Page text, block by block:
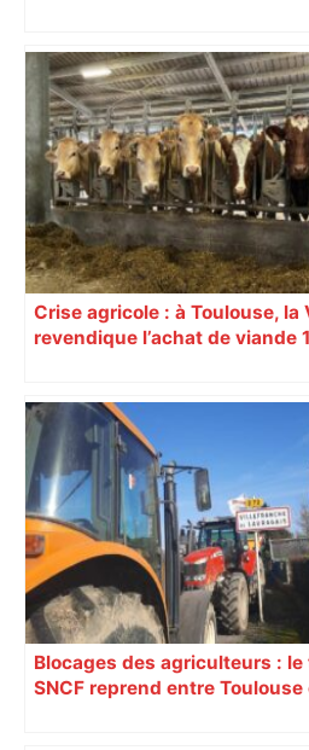
revendiquant surtout son art
mouvement, vif et
Décryptage. Série (4 / 10)
Crise agricole : à Toulouse, la
revendique l’achat de viande
Blocages des agriculteurs :
SNCF reprend entre Toulouse